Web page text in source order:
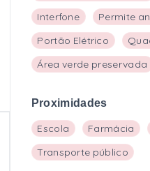
Interfone
Permite
Portão Elétrico
Área verde preservada
Proximidades
Escola Farmácia
Transporte público